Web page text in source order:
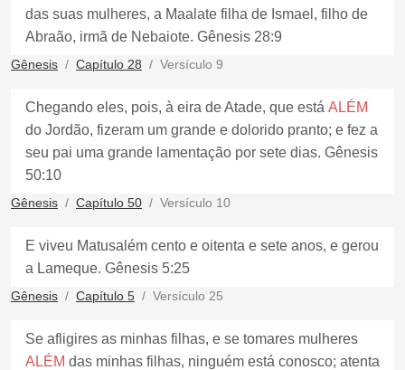
das suas mulheres, a Maalate filha de Ismael, filho de
Abraão, irmã de Nebaiote. Gênesis 28:9
Gênesis Capítulo 28 Versículo 9
Chegando eles, pois, à eira de Atade, que está ALÉM
do Jordão, fizeram um grande e dolorido pranto; e fez a
seu pai uma grande lamentação por sete dias. Gênesis
50:10
Gênesis Capítulo 50 Versículo 10
E viveu Matusalém cento e oitenta e sete anos, e gerou
a Lameque. Gênesis 5:25
Gênesis Capítulo 5 Versículo 25
Se afligires as minhas filhas, e se tomares mulheres
ALÉM das minhas filhas, ninguém está conosco; atenta